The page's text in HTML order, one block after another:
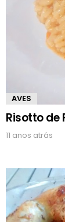
AVES
Risotto de
11 anos atrás